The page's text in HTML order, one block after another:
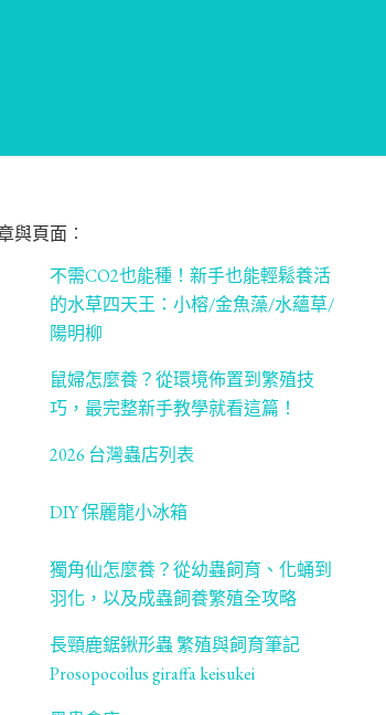
與頁面︰
不需CO2也能種！新手也能輕鬆養活
的水草四天王：小榕/金魚藻/水蘊草/
陽明柳
鼠婦怎麼養？從環境佈置到繁殖技
巧，最完整新手教學就看這篇！
2026 台灣蟲店列表
DIY 保麗龍小冰箱
獨角仙怎麼養？從幼蟲飼育、化蛹到
羽化，以及成蟲飼養繁殖全攻略
長頸鹿鋸鍬形蟲 繁殖與飼育筆記
Prosopocoilus giraffa keisukei